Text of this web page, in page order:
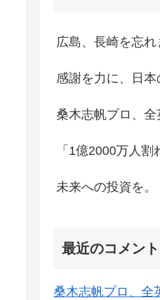
広島、長崎を忘れ
感謝を力に、日本
桑木志帆プロ、全
「1億2000万人
未来への投資を。
最近のコメント
桑木志帆プロ、全